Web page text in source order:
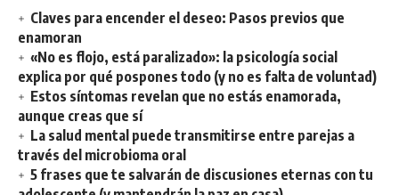
Claves para encender el deseo: Pasos previos que
enamoran
«No es flojo, está paralizado»: la psicología social
explica por qué pospones todo (y no es falta de voluntad)
Estos síntomas revelan que no estás enamorada,
aunque creas que sí
La salud mental puede transmitirse entre parejas a
través del microbioma oral
5 frases que te salvarán de discusiones eternas con tu